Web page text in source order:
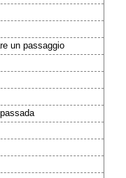
un passaggio